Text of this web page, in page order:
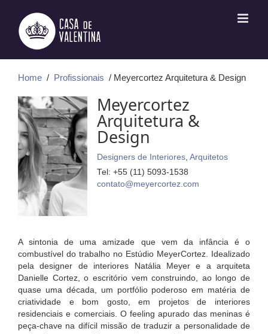
conteúdo
Home / Profissionais / Meyercortez Arquitetura & Design
Meyercortez
Arquitetura &
Design
Designers de Interiores Arquitetos
Tel: +55 (11) 5093-1538
contato@meyercortez.com
A sintonia de uma amizade que vem da infância é o
combustível do trabalho no Estúdio MeyerCortez. Idealizado
pela designer de interiores Natália Meyer e a arquiteta
Danielle Cortez, o escritório vem construindo, ao longo de
quase uma década, um portfólio poderoso em matéria de
criatividade e bom gosto, em projetos de interiores
residenciais e comerciais. O feeling apurado das meninas é
peça-chave na difícil missão de traduzir a personalidade de